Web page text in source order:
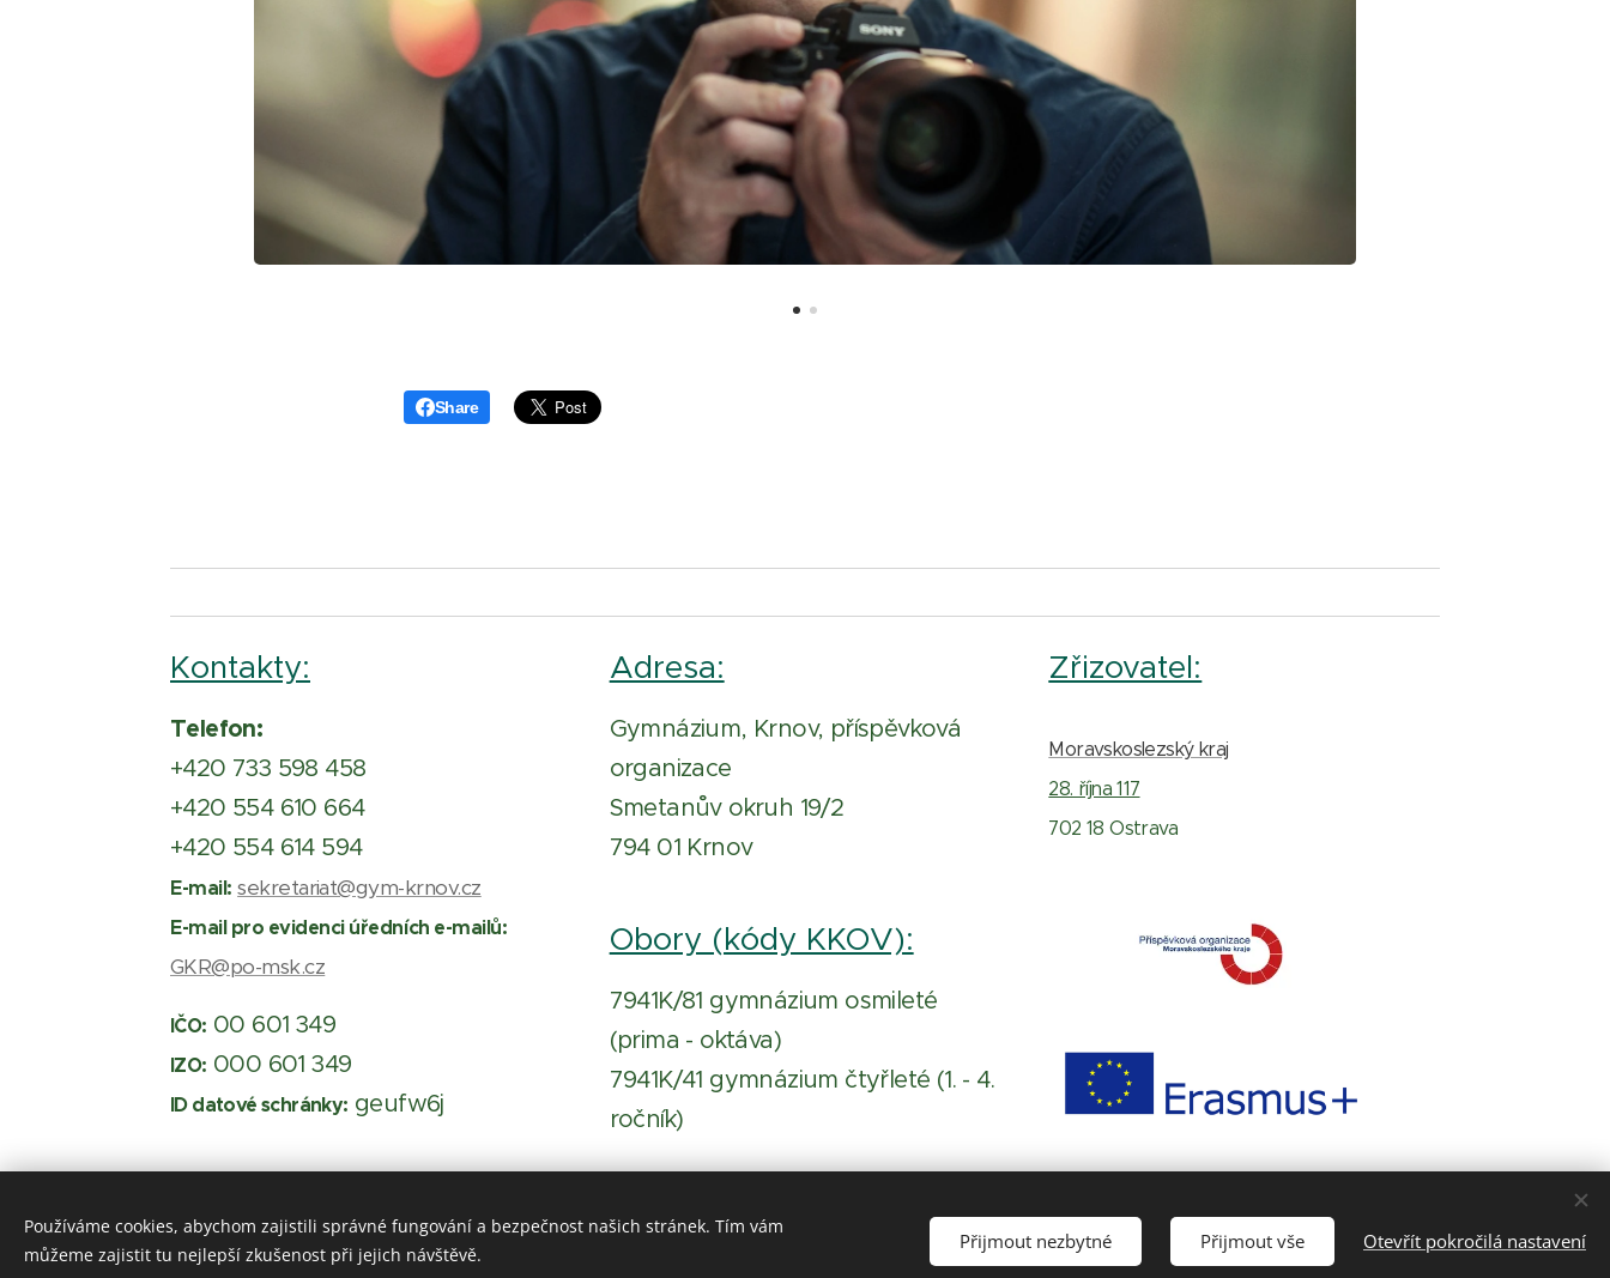
Share
Kontakty:
Telefon:
+420 733 598 458
+420 554 610 664
+420 554 614 594
E-mail: sekretariat@gym-krnov.cz
E-mail pro evidenci úředních e-mailů:
GKR@po-msk.cz
IČO: 00 601 349
IZO: 000 601 349
ID datové schránky: geufw6j
Adresa:
Gymnázium, Krnov, příspěvková
organizace
Smetanův okruh 19/2
794 01 Krnov
Obory (kódy KKOV):
7941K/81 gymnázium osmileté
(prima - oktáva)
7941K/41 gymnázium čtyřleté (1. - 4.
ročník)
Zřizovatel:
Moravskoslezský kraj
28. října 117
702 18 Ostrava
© Gymnázium, Krnov, příspěvková organizace | Vytvořeno v roce 2020
Ochrana osobních údajů Cookies
Používáme cookies, abychom zajistili správné fungování a bezpečnost našich stránek. Tím vám
můžeme zajistit tu nejlepší zkušenost při jejich návštěvě.
Přijmout nezbytné Přijmout vše Otevřít pokročilá nastavení